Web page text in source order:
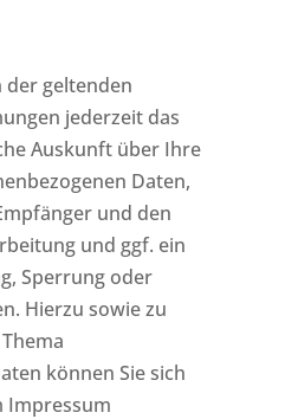
der geltenden
jederzeit das
Auskunft über Ihre
Daten,
und den
und ggf. ein
Sperrung oder
Hierzu sowie zu
können Sie sich
Impressum